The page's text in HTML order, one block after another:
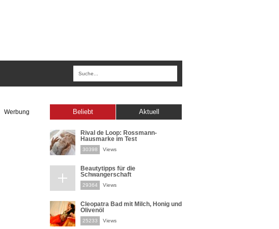
Werbung Beliebt Aktuell
Rival de Loop: Rossmann-
Hausmarke im Test
30398 Views
Beautytipps für die
Schwangerschaft
29364 Views
Cleopatra Bad mit Milch, Honig und
Olivenöl
25233 Views